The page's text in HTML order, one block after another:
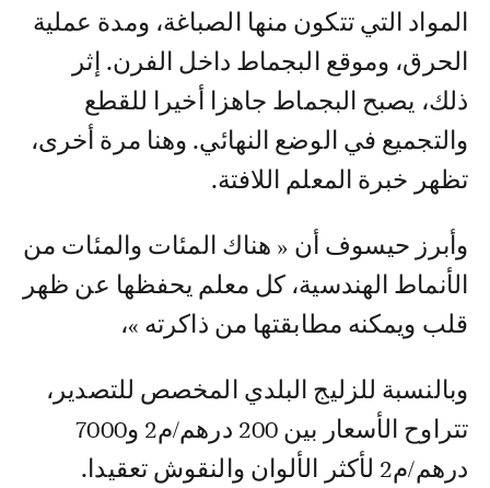
المواد التي تتكون منها الصباغة، ومدة عملية
الحرق، وموقع البجماط داخل الفرن. إثر
ذلك، يصبح البجماط جاهزا أخيرا للقطع
والتجميع في الوضع النهائي. وهنا مرة أخرى،
تظهر خبرة المعلم اللافتة.
وأبرز حيسوف أن « هناك المئات والمئات من
الأنماط الهندسية، كل معلم يحفظها عن ظهر
قلب ويمكنه مطابقتها من ذاكرته »،
وبالنسبة للزليج البلدي المخصص للتصدير،
تتراوح الأسعار بين 200 درهم/م2 و7000
درهم/م2 لأكثر الألوان والنقوش تعقيدا.